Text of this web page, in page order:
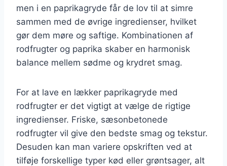
men i en paprikagryde får de lov til at simre
sammen med de øvrige ingredienser, hvilket
gør dem møre og saftige. Kombinationen af
rodfrugter og paprika skaber en harmonisk
balance mellem sødme og krydret smag.
For at lave en lækker paprikagryde med
rodfrugter er det vigtigt at vælge de rigtige
ingredienser. Friske, sæsonbetonede
rodfrugter vil give den bedste smag og tekstur.
Desuden kan man variere opskriften ved at
tilføje forskellige typer kød eller grøntsager, alt